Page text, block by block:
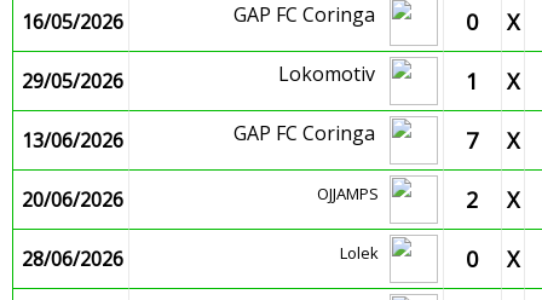
16/05/2026 GAP FC Coringa 0 X
29/05/2026 Lokomotiv 1 X
13/06/2026 GAP FC Coringa 7 X
20/06/2026 OJJAMPS 2 X
28/06/2026 Lolek 0 X